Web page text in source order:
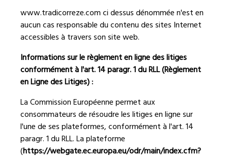
www.tradicorreze.comci dessus dénommée n'est en
aucun cas responsable du contenu des sites Internet
accessibles à travers son site web.
Informations sur le règlement en ligne des litiges
conformément à l'art. 14 paragr. 1 du RLL (Règlement
en Ligne des Litiges) :
La Commission Européenne permet aux
consommateurs de résoudre les litiges en ligne sur
l'une de ses plateformes, conformément à l'art. 14
paragr. 1 du RLL. La plateforme
(https://webgate.ec.europa.eu/odr/main/index.cfm?